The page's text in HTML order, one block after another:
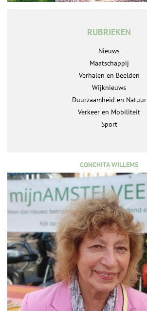
RUBRIEKEN
Nieuws
Maatschappij
Verhalen en Beelden
Wijknieuws
Duurzaamheid en Natuur
Verkeer en Mobiliteit
Sport
CONCHITA WILLEMS